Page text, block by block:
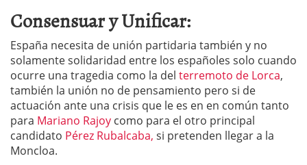
Consensuar y Unificar:
España necesita de unión partidaria también y no
solamente solidaridad entre los españoles solo cuando
ocurre una tragedia como la del terremoto de Lorca,
también la unión no de pensamiento pero si de
actuación ante una crisis que le es en en común tanto
para Mariano Rajoy como para el otro principal
candidato Pérez Rubalcaba, si pretenden llegar a la
Moncloa.